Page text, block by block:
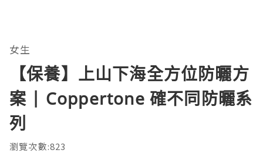
女生
【保養】上山下海全方位防曬方
案 | Coppertone 確不同防曬系
列
瀏覽次數:823